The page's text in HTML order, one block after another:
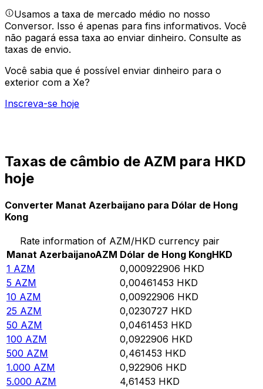
Usamos a taxa de mercado médio no nosso
Conversor. Isso é apenas para fins informativos. Você
não pagará essa taxa ao enviar dinheiro. Consulte as
taxas de envio.
Você sabia que é possível enviar dinheiro para o
exterior com a Xe?
Inscreva-se hoje
Taxas de câmbio de AZM para HKD
hoje
Converter Manat Azerbaijano para Dólar de Hong
Kong
Rate information of AZM/HKD currency pair
Manat AzerbaijanoAZM Dólar de Hong KongHKD
1 AZM 0,000922906 HKD
5 AZM 0,00461453 HKD
10 AZM 0,00922906 HKD
25 AZM 0,0230727 HKD
50 AZM 0,0461453 HKD
100 AZM 0,0922906 HKD
500 AZM 0,461453 HKD
1.000 AZM 0,922906 HKD
5.000 AZM 4,61453 HKD